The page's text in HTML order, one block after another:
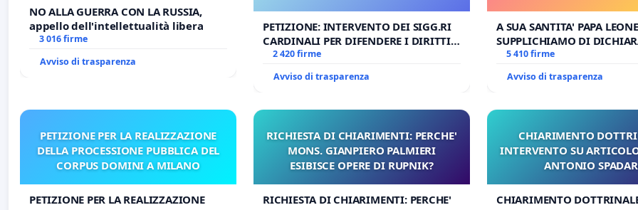
NO ALLA GUERRA CON LA RUSSIA,
appello dell'intellettualità libera
3 016 firme
Avviso di trasparenza
PETIZIONE: INTERVENTO DEI SIGG.RI
CARDINALI PER DIFENDERE I DIRITTI
DELLA SEDE APOSTOLICA (ART. 3 UDG)
2 420 firme
Avviso di trasparenza
PROCESSO
A SUA SANTITA' PAPA
SUPPLICHIAMO DI
SEDE IMPEDITA DI
5 410 firme
Avviso di trasparenza
PETIZIONE PER LA REALIZZAZIONE
DELLA PROCESSIONE PUBBLICA DEL
CORPUS DOMINI A MILANO
PETIZIONE PER LA REALIZZAZIONE
RICHIESTA DI CHIARIMENTI: PERCHE'
MONS. GIANPIERO PALMIERI
ESIBISCE OPERE DI RUPNIK?
RICHIESTA DI CHIARIMENTI: PERCHE'
CHIARIMENTO
INTERVENTO SU
ANTONIO
CHIARIMENTO